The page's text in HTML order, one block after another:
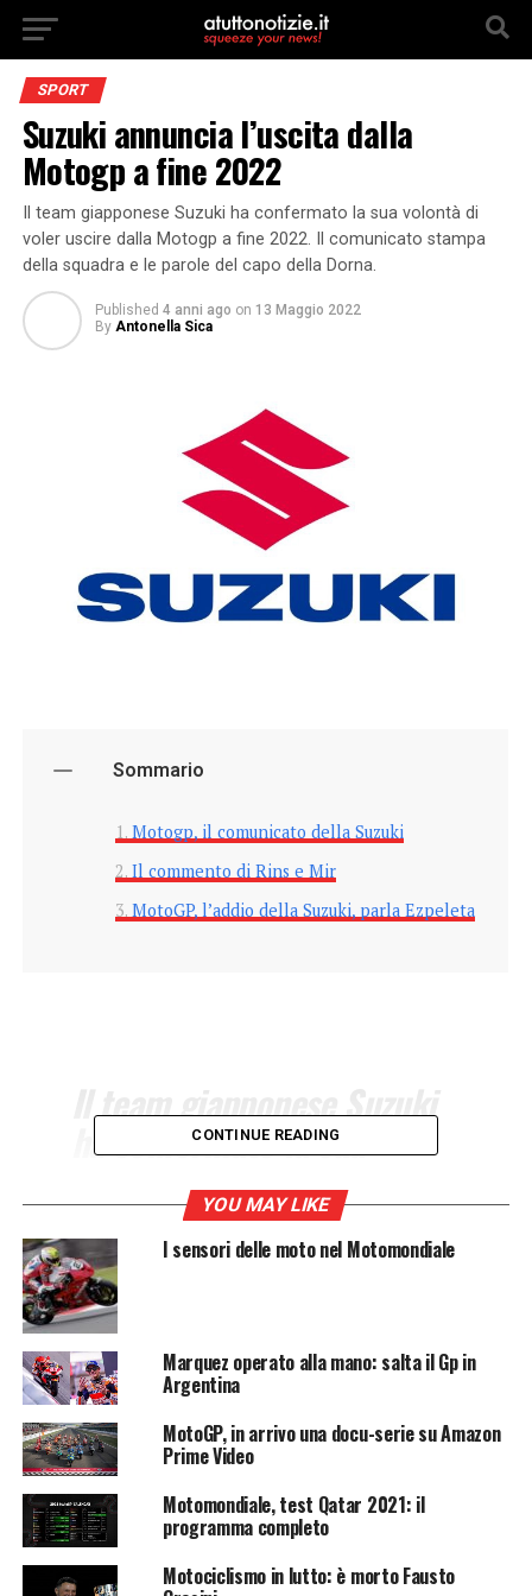
SPORT
Suzuki annuncia l’uscita dalla
Motogp a fine 2022
Il team giapponese Suzuki ha confermato la sua volontà di
voler uscire dalla Motogp a fine 2022. Il comunicato stampa
della squadra e le parole del capo della Dorna.
Published 4 anni ago on 13 Maggio 2022
By Antonella Sica
Sommario
Motogp, il comunicato della Suzuki
Il commento di Rins e Mir
MotoGP, l’addio della Suzuki, parla Ezpeleta
Il team giapponese Suzuki
ha confermato la sua
volontà di voler uscire dalla
Motogp a fine 2022. Il
comunicato stampa della
squadra e le parole del
capo della Dorna.
LaSuzukiintende lasciare la
2022. E’ in corso una trattativa con laDorna, la società
spagnola che organizza ilMotomondiale
un accordo di reciproca soddisfazione.
Motogp, il comunicato della
CONTINUE READING
YOU MAY LIKE
I sensori delle moto nel Motomondiale
Marquez operato alla mano: salta il Gp in
Argentina
MotoGP, in arrivo una docu-serie su Amazon
Prime Video
Motomondiale, test Qatar 2021: il
programma completo
Motociclismo in lutto: è morto Fausto